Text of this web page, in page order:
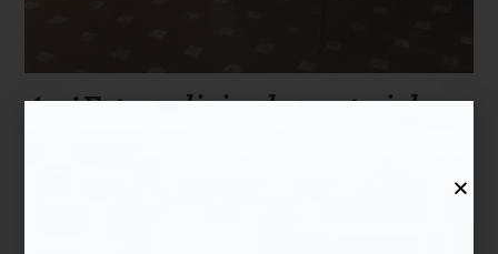
4. ¿Estoy eligiendo materiales y
Materiales y colores determinan la estética, la durabilidad y el